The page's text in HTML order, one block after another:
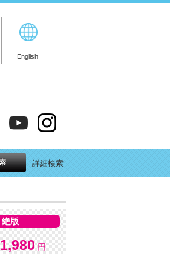
English
詳細検索
絶版
1,980 円